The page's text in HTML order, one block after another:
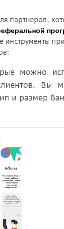
партнеров,
инструменты
можно
Вы
и размер